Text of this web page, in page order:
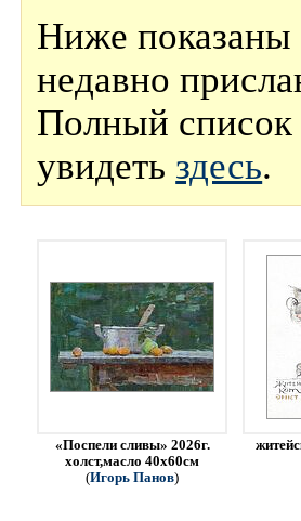
Ниже показаны
недавно
Полный
увидеть здесь.
«Поспели сливы» 2026г.
холст,масло 40х60см
(Игорь Панов)